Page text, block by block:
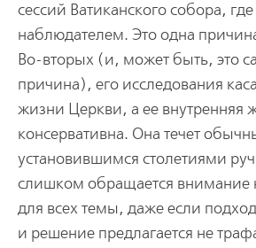
сессий Ватиканского собора,
наблюдателем. Это одна
Во-вторых (и, может быть, это
причина), его исследования
жизни Церкви, а ее внутренняя
консервативна. Она течет
установившимся столетиями
слишком обращается внимание
для всех темы, даже если
и решение предлагается не